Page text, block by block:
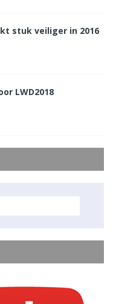
stuk veiliger in 2016
LWD2018